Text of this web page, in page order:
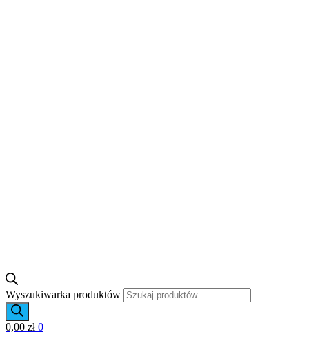
Wyszukiwarka produktów
0,00 zł 0